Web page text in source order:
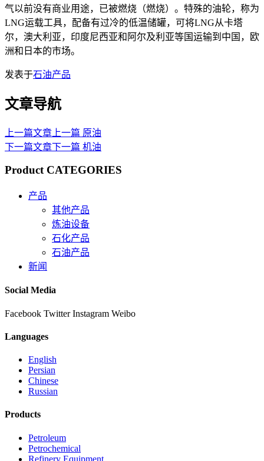
气以前没有商业用途，已被燃烧（燃烧）。特殊的油轮，称为
LNG运载工具，配备有过冷的低温储罐，可将LNG从卡塔
尔，澳大利亚，印度尼西亚和阿尔及利亚等国运输到中国，欧
洲和日本的市场。
发表于石油产品
文章导航
上一篇文章 上一篇 原油
下一篇文章下一篇 机油
Product CATEGORIES
产品
其他产品
炼油设备
石化产品
石油产品
新闻
Social Media
Facebook Twitter Instagram Weibo
Languages
English
Persian
Chinese
Russian
Products
Petroleum
Petrochemical
Refinery Equipment